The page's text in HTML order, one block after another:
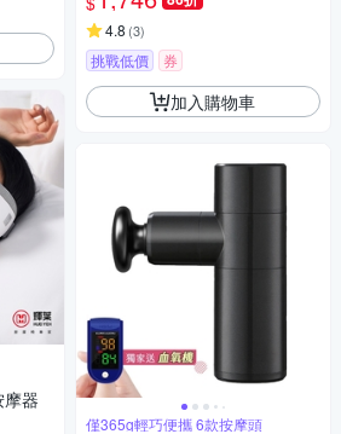
器
4.8 (3)
挑戰低價 券
加入購物車
僅365g輕巧便攜 6款按摩頭